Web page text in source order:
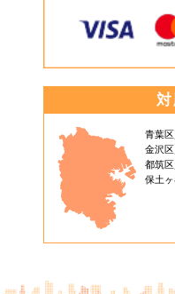
青葉区
金沢区
都筑区
保土